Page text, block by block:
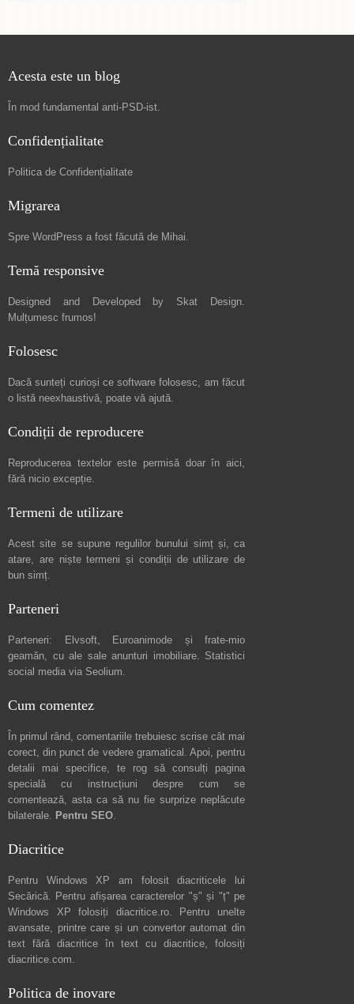
Acesta este un blog
În mod fundamental anti-PSD-ist.
Confidențialitate
Politica de Confidențialitate
Migrarea
Spre WordPress a fost făcută de Mihai.
Temă responsive
Designed and Developed by Skat Design.
Mulțumesc frumos!
Folosesc
Dacă sunteți curioși ce software folosesc, am făcut
o listă neexhaustivă, poate vă ajută.
Condiții de reproducere
Reproducerea textelor este permisă doar în aici,
fără nicio excepție.
Termeni de utilizare
Acest site se supune regulilor bunului simț și, ca
atare, are niștetermeni și condiții de utilizare de
bun simț.
Parteneri
Parteneri: Elvsoft, Euroanimode și frate-mio
geamăn, cu ale sale anunturi imobiliare. Statistici
social media via Seolium.
Cum comentez
În primul rând, comentariile trebuiesc scrise cât mai
corect, din punct de vedere gramatical. Apoi, pentru
detalii mai specifice, te rog să consulți pagina
specială cu instrucțiuni despre cum se
comentează, asta ca să nu fie surprize neplăcute
bilaterale. Pentru SEO.
Diacritice
Pentru Windows XP am folosit diacriticele lui
Secărică. Pentru afișarea caracterelor "ș" și "ț" pe
Windows XP folosiți diacritice.ro. Pentru unelte
avansate, printre care și un convertor automat din
text fără diacritice în text cu diacritice, folosiți
diacritice.com.
Politica de inovare